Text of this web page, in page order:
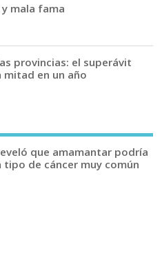
mala fama
provincias: el superávit
mitad en un año
que amamantar podría
de cáncer muy común